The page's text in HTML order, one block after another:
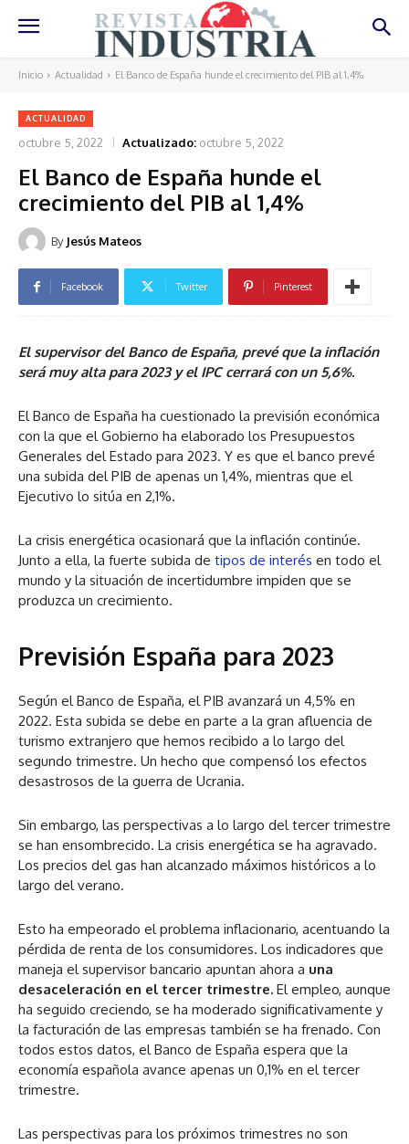
Inicio Actualidad El Banco de España hunde el crecimiento del PIB al 1,4%
ACTUALIDAD
octubre 5, 2022 Actualizado: octubre 5, 2022
El Banco de España hunde el
crecimiento del PIB al 1,4%
By Jesús Mateos
Facebook Twitter Pinterest
El supervisor del Banco de España, prevé que la inflación
será muy alta para 2023 y el IPC cerrará con un 5,6%.
El Banco de España ha cuestionado la previsión económica
con la que el Gobierno ha elaborado los Presupuestos
Generales del Estado para 2023. Y es que el banco prevé
una subida del PIB de apenas un 1,4%, mientras que el
Ejecutivo lo sitúa en 2,1%.
La crisis energética ocasionará que la inflación continúe.
Junto a ella, la fuerte subida de tipos de interés en todo el
mundo y la situación de incertidumbre impiden que se
produzca un crecimiento.
Previsión España para 2023
Según el Banco de España, el PIB avanzará un 4,5% en
2022. Esta subida se debe en parte a la gran afluencia de
turismo extranjero que hemos recibido a lo largo del
segundo trimestre. Un hecho que compensó los efectos
desastrosos de la guerra de Ucrania.
Sin embargo, las perspectivas a lo largo del tercer trimestre
se han ensombrecido. La crisis energética se ha agravado.
Los precios del gas han alcanzado máximos históricos a lo
largo del verano.
Esto ha empeorado el problema inflacionario, acentuando la
pérdida de renta de los consumidores. Los indicadores que
maneja el supervisor bancario apuntan ahora a una
desaceleración en el tercer trimestre. El empleo, aunque
ha seguido creciendo, se ha moderado significativamente y
la facturación de las empresas también se ha frenado. Con
todos estos datos, el Banco de España espera que la
economía española avance apenas un 0,1% en el tercer
trimestre.
Las perspectivas para los próximos trimestres no son